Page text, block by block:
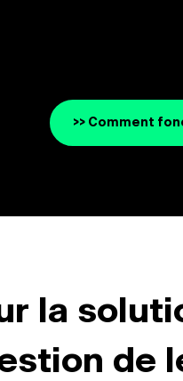
>> Comment
la
de